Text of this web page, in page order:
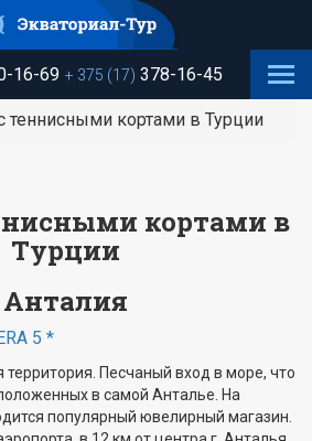
16-69 + 375 (17) 378-16-45
теннисными кортами в Турции
кортами в
Турции
Анталия
5 *
Песчаный вход в море, что
в самой Анталье. На
популярный ювелирный магазин.